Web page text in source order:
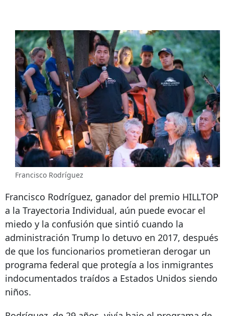
Francisco Rodríguez
Francisco Rodríguez, ganador del premio HILLTOP
a la Trayectoria Individual, aún puede evocar el
miedo y la confusión que sintió cuando la
administración Trump lo detuvo en 2017, después
de que los funcionarios prometieran derogar un
programa federal que protegía a los inmigrantes
indocumentados traídos a Estados Unidos siendo
niños.